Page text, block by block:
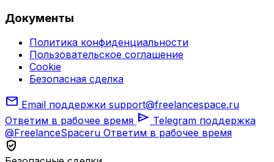
Документы
Политика конфиденциальности
Пользовательское соглашение
Cookie
Безопасная сделка
mail Email поддержки support@freelancespace.ru
Ответим в рабочее время send Telegram поддержка
@FreelanceSpaceru Ответим в рабочее время
verified_user